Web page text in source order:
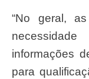
“No geral, as ações propostas denotam a
informações
para